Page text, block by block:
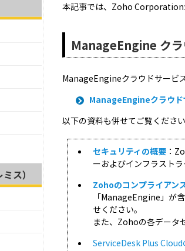
ス）
本記事では、Zoho Corporation
ManageEngine クラ
ManageEngineクラウドサービ
ManageEngineクラウド
以下の資料も併せてご覧ください
セキュリティの概要 ：
ーおよびインフラスト
Zohoのコンプライアン
「ManageEngine」が
せください。
また、Zohoの各データ
ServiceDesk Plus Cloud